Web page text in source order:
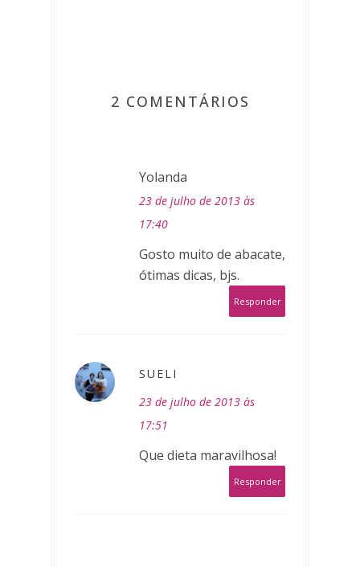
2 COMENTÁRIOS
Yolanda
23 de julho de 2013 às
17:40
Gosto muito de abacate,
ótimas dicas, bjs.
Responder
SUELI
23 de julho de 2013 às
17:51
Que dieta maravilhosa!
Responder